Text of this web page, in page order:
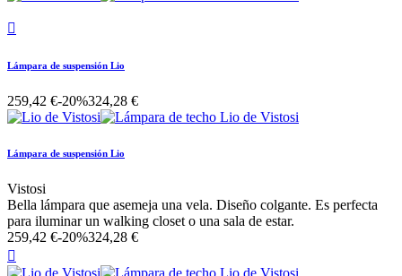

Lámpara de suspensión Lio
259,42 €-20%324,28 €
Lámpara de suspensión Lio
Vistosi
Bella lámpara que asemeja una vela. Diseño colgante. Es perfecta
para iluminar un walking closet o una sala de estar.
259,42 €-20%324,28 €
